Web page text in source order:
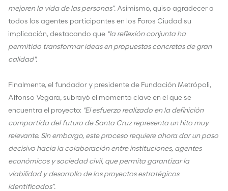
mejoren la vida de las personas”. Asimismo, quiso agradecer a
todos los agentes participantes en los Foros Ciudad su
implicación, destacando que "la reflexión conjunta ha
permitido transformar ideas en propuestas concretas de gran
calidad".
Finalmente, el fundador y presidente de Fundación Metrópoli,
Alfonso Vegara, subrayó el momento clave en el que se
encuentra el proyecto: "El esfuerzo realizado en la definición
compartida del futuro de Santa Cruz representa un hito muy
relevante. Sin embargo, este proceso requiere ahora dar un paso
decisivo hacia la colaboración entre instituciones, agentes
económicos y sociedad civil, que permita garantizar la
viabilidad y desarrollo de los proyectos estratégicos
identificados”.